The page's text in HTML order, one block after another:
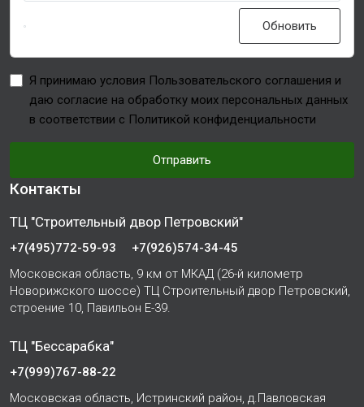
Обновить
Я принимаю условия Пользовательского соглашения и
даю согласие на обработку моих персональных данных
в соответствии с Политикой конфиденциальности
Отправить
Контакты
ТЦ "Строительный двор Петровский"
+7(495)772-59-93
+7(926)574-34-45
Московская область, 9 км от МКАД (26-й километр
Новорижского шоссе) ТЦ Строительный двор Петровский,
строение 10, Павильон Е-39.
ТЦ "Бессарабка"
+7(999)767-88-22
Московская область, Истринский район, д.Павловская